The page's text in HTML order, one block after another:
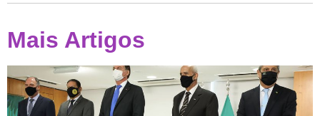
Mais Artigos